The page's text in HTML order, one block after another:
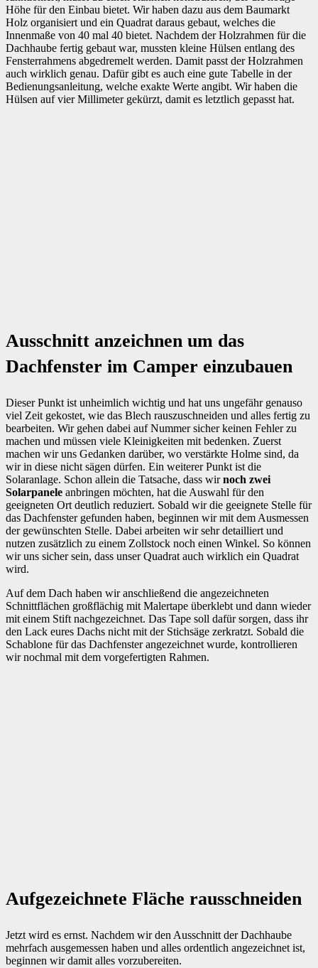
Höhe für den Einbau bietet. Wir haben dazu aus dem Baumarkt
Holz organisiert und ein Quadrat daraus gebaut, welches die
Innenmaße von 40 mal 40 bietet. Nachdem der Holzrahmen für die
Dachhaube fertig gebaut war, mussten kleine Hülsen entlang des
Fensterrahmens abgedremelt werden. Damit passt der Holzrahmen
auch wirklich genau. Dafür gibt es auch eine gute Tabelle in der
Bedienungsanleitung, welche exakte Werte angibt. Wir haben die
Hülsen auf vier Millimeter gekürzt, damit es letztlich gepasst hat.
Ausschnitt anzeichnen um das
Dachfenster im Camper einzubauen
Dieser Punkt ist unheimlich wichtig und hat uns ungefähr genauso
viel Zeit gekostet, wie das Blech rauszuschneiden und alles fertig zu
bearbeiten. Wir gehen dabei auf Nummer sicher keinen Fehler zu
machen und müssen viele Kleinigkeiten mit bedenken. Zuerst
machen wir uns Gedanken darüber, wo verstärkte Holme sind, da
wir in diese nicht sägen dürfen. Ein weiterer Punkt ist die
Solaranlage. Schon allein die Tatsache, dass wirnoch zwei
Solarpanele anbringen möchten, hat die Auswahl für den
geeigneten Ort deutlich reduziert. Sobald wir die geeignete Stelle für
das Dachfenster gefunden haben, beginnen wir mit dem Ausmessen
der gewünschten Stelle. Dabei arbeiten wir sehr detailliert und
nutzen zusätzlich zu einem Zollstock noch einen Winkel. So können
wir uns sicher sein, dass unser Quadrat auch wirklich ein Quadrat
wird.
Auf dem Dach haben wir anschließend die angezeichneten
Schnittflächen großflächig mit Malertape überklebt und dann wieder
mit einem Stift nachgezeichnet. Das Tape soll dafür sorgen, dass ihr
den Lack eures Dachs nicht mit der Stichsäge zerkratzt. Sobald die
Schablone für das Dachfenster angezeichnet wurde, kontrollieren
wir nochmal mit dem vorgefertigten Rahmen.
Aufgezeichnete Fläche rausschneiden
Jetzt wird es ernst. Nachdem wir den Ausschnitt der Dachhaube
mehrfach ausgemessen haben und alles ordentlich angezeichnet ist,
beginnen wir damit alles vorzubereiten.